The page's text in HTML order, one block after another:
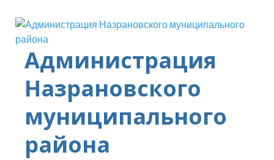
Администрация
Назрановского
муниципального
района